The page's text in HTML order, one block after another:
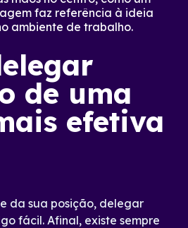
de uma
efetiva
da sua posição, delegar
fácil. Afinal, existe sempre